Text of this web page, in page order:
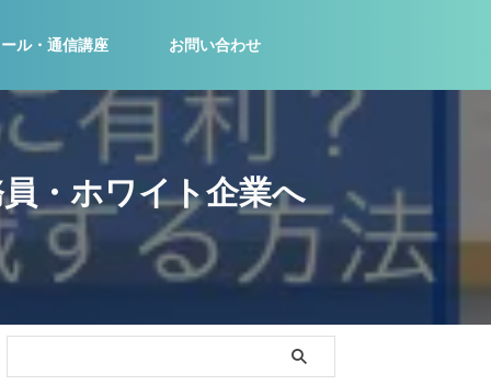
ル・通信講座 お問い合わせ
・ホワイト企業へ